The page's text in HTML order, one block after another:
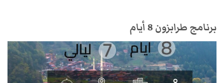
برنامج طرابزون 8 أيام